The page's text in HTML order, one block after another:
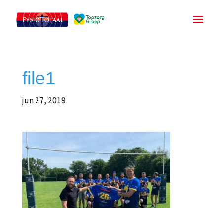
file1
jun 27, 2019